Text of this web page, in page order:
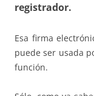
registrador.
Esa firma
puede ser usada
función.